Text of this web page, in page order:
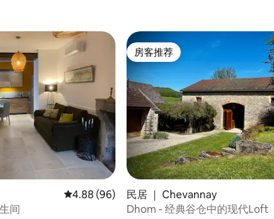
38 条评价 平均评分 4.88 分（满分 5 分），共 96 条评价
4.88 (96)
间
房客推荐
房客推荐
民居 ｜ Chevannay
Dhom - 经典谷仓中的现代Loft